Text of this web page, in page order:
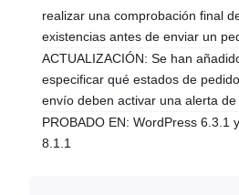
realizar una comprobación final
existencias antes de enviar un
ACTUALIZACIÓN: Se han
especificar qué estados de
envío deben activar una alerta
PROBADO EN: WordPress 6.3.1
8.1.1